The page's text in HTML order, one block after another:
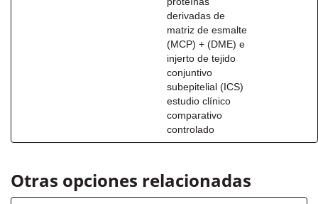
derivadas de
matriz de esmalte
(MCP) + (DME) e
injerto de tejido
conjuntivo
subepitelial (ICS)
estudio clínico
comparativo
controlado
Otras opciones relacionadas